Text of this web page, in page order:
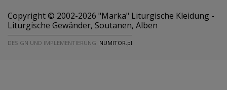
Copyright © 2002-2026 "Marka" Liturgische Kleidung -
Liturgische Gewänder, Soutanen, Alben
DESIGN UND IMPLEMENTIERUNG: NUMITOR.pl